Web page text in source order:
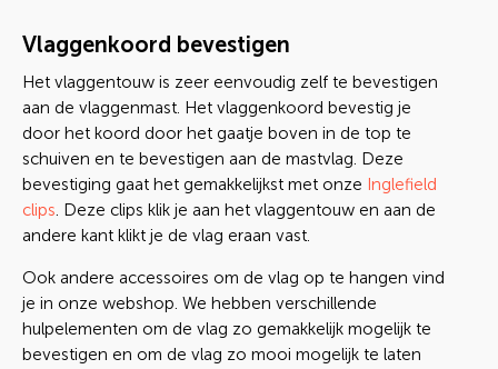
Vlaggenkoord bevestigen
Het vlaggentouw is zeer eenvoudig zelf te bevestigen
aan de vlaggenmast. Het vlaggenkoord bevestig je
door het koord door het gaatje boven in de top te
schuiven en te bevestigen aan de mastvlag. Deze
bevestiging gaat het gemakkelijkst met onze Inglefield
clips. Deze clips klik je aan het vlaggentouw en aan de
andere kant klikt je de vlag eraan vast.
Ook andere accessoires om de vlag op te hangen vind
je in onze webshop. We hebben verschillende
hulpelementen om de vlag zo gemakkelijk mogelijk te
bevestigen en om de vlag zo mooi mogelijk te laten